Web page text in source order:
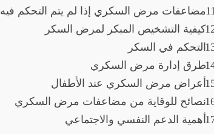
مضاعفات مرض السكري إذا لم يتم التحكم فيه
كيفية التشخيص المبكر لمرض السكر
التحكم في السكر
طرق إدارة مرض السكري
أعراض مرض السكري عند الأطفال
نصائح للوقاية من مضاعفات مرض السكري
أهمية الدعم النفسي والاجتماعي